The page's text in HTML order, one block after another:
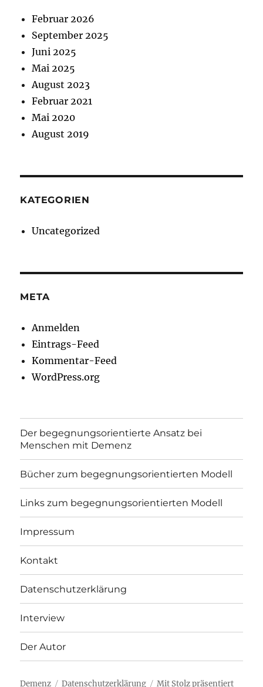
Februar 2026
September 2025
Juni 2025
Mai 2025
August 2023
Februar 2021
Mai 2020
August 2019
KATEGORIEN
Uncategorized
META
Anmelden
Eintrags-Feed
Kommentar-Feed
WordPress.org
Der begegnungsorientierte Ansatz bei
Menschen mit Demenz
Bücher zum begegnungsorientierten Modell
Links zum begegnungsorientierten Modell
Impressum
Kontakt
Datenschutzerklärung
Interview
Der Autor
Demenz Datenschutzerklärung Mit Stolz präsentiert